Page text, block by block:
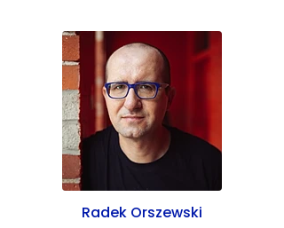
Radek Orszewski